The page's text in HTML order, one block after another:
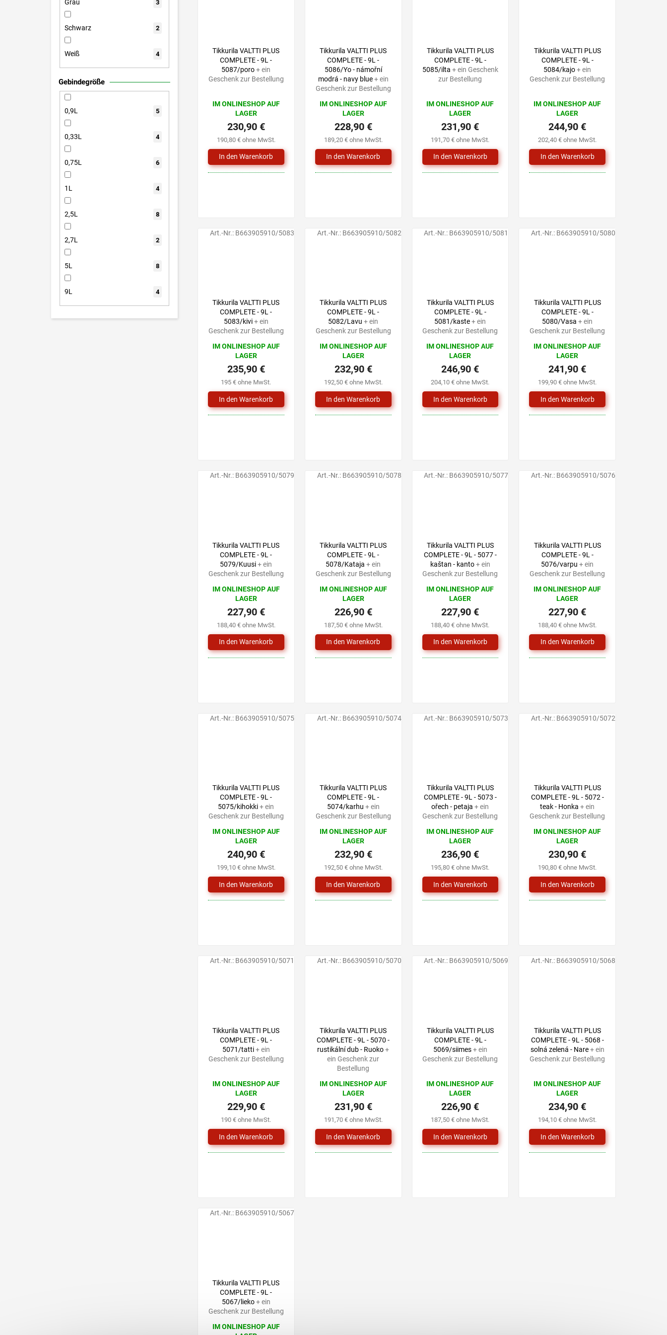
Grau 3
Schwarz 2
Weiß 4
Gebindegröße
0,9L 5
0,33L 4
0,75L 6
1L 4
2,5L 8
2,7L 2
5L 8
9L 4
Tikkurila VALTTI PLUS
COMPLETE - 9L -
5087/poro+ ein
Geschenk zur Bestellung
IM ONLINESHOP AUF
LAGER
190,80 € ohne MwSt.
230,90 €
Tikkurila VALTTI PLUS
COMPLETE - 9L -
5086/Yo - námořní
modrá - navy blue+ ein
Geschenk zur Bestellung
IM ONLINESHOP AUF
LAGER
189,20 € ohne MwSt.
228,90 €
Tikkurila VALTTI PLUS
COMPLETE - 9L -
5085/ilta + ein Geschenk
zur Bestellung
IM ONLINESHOP AUF
LAGER
191,70 € ohne MwSt.
231,90 €
Tikkurila VALTTI PLUS
COMPLETE - 9L -
5084/kajo+ ein
Geschenk zur Bestellung
IM ONLINESHOP AUF
LAGER
202,40 € ohne MwSt.
244,90 €
Tikkurila VALTTI PLUS
COMPLETE - 9L -
5083/kivi+ ein
Geschenk zur Bestellung
IM ONLINESHOP AUF
LAGER
195 € ohne MwSt.
235,90 €
Art.-Nr.: B663905910/5083
Tikkurila VALTTI PLUS
COMPLETE - 9L -
5082/Lavu+ ein
Geschenk zur Bestellung
IM ONLINESHOP AUF
LAGER
192,50 € ohne MwSt.
232,90 €
Art.-Nr.: B663905910/5082
Tikkurila VALTTI PLUS
COMPLETE - 9L -
5081/kaste+ ein
Geschenk zur Bestellung
IM ONLINESHOP AUF
LAGER
204,10 € ohne MwSt.
246,90 €
Art.-Nr.: B663905910/5081
Tikkurila VALTTI PLUS
COMPLETE - 9L -
5080/Vasa+ ein
Geschenk zur Bestellung
IM ONLINESHOP AUF
LAGER
199,90 € ohne MwSt.
241,90 €
Art.-Nr.: B663905910/5080
Tikkurila VALTTI PLUS
COMPLETE - 9L -
5079/Kuusi+ ein
Geschenk zur Bestellung
IM ONLINESHOP AUF
LAGER
188,40 € ohne MwSt.
227,90 €
Art.-Nr.: B663905910/5079
Tikkurila VALTTI PLUS
COMPLETE - 9L -
5078/Kataja+ ein
Geschenk zur Bestellung
IM ONLINESHOP AUF
LAGER
187,50 € ohne MwSt.
226,90 €
Art.-Nr.: B663905910/5078
Tikkurila VALTTI PLUS
COMPLETE - 9L - 5077 -
kaštan - kanto+ ein
Geschenk zur Bestellung
IM ONLINESHOP AUF
LAGER
188,40 € ohne MwSt.
227,90 €
Art.-Nr.: B663905910/5077
Tikkurila VALTTI PLUS
COMPLETE - 9L -
5076/varpu+ ein
Geschenk zur Bestellung
IM ONLINESHOP AUF
LAGER
188,40 € ohne MwSt.
227,90 €
Art.-Nr.: B663905910/5076
Tikkurila VALTTI PLUS
COMPLETE - 9L -
5075/kihokki+ ein
Geschenk zur Bestellung
IM ONLINESHOP AUF
LAGER
199,10 € ohne MwSt.
240,90 €
Art.-Nr.: B663905910/5075
Tikkurila VALTTI PLUS
COMPLETE - 9L -
5074/karhu + ein
Geschenk zur Bestellung
IM ONLINESHOP AUF
LAGER
192,50 € ohne MwSt.
232,90 €
Art.-Nr.: B663905910/5074
Tikkurila VALTTI PLUS
COMPLETE - 9L - 5073 -
ořech - petaja+ ein
Geschenk zur Bestellung
IM ONLINESHOP AUF
LAGER
195,80 € ohne MwSt.
236,90 €
Art.-Nr.: B663905910/5073
Tikkurila VALTTI PLUS
COMPLETE - 9L - 5072 -
teak - Honka+ ein
Geschenk zur Bestellung
IM ONLINESHOP AUF
LAGER
190,80 € ohne MwSt.
230,90 €
Art.-Nr.: B663905910/5072
Tikkurila VALTTI PLUS
COMPLETE - 9L -
5071/tatti+ ein
Geschenk zur Bestellung
IM ONLINESHOP AUF
LAGER
190 € ohne MwSt.
229,90 €
Art.-Nr.: B663905910/5071
Tikkurila VALTTI PLUS
COMPLETE - 9L - 5070 -
rustikální dub - Ruoko+
ein Geschenk zur
Bestellung
IM ONLINESHOP AUF
LAGER
191,70 € ohne MwSt.
231,90 €
Art.-Nr.: B663905910/5070
Tikkurila VALTTI PLUS
COMPLETE - 9L -
5069/siimes+ ein
Geschenk zur Bestellung
IM ONLINESHOP AUF
LAGER
187,50 € ohne MwSt.
226,90 €
Art.-Nr.: B663905910/5069
Tikkurila VALTTI PLUS
COMPLETE - 9L - 5068 -
solná zelená - Nare+ ein
Geschenk zur Bestellung
IM ONLINESHOP AUF
LAGER
194,10 € ohne MwSt.
234,90 €
Art.-Nr.: B663905910/5068
Tikkurila VALTTI PLUS
COMPLETE - 9L -
5067/lieko+ ein
Geschenk zur Bestellung
IM ONLINESHOP AUF
Art.-Nr.: B663905910/5067